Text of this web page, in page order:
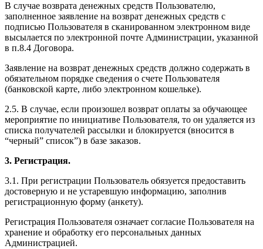
В случае возврата денежных средств Пользователю,
заполненное заявление на возврат денежных средств с
подписью Пользователя в сканированном электронном виде
высылается по электронной почте Администрации, указанной
в п.8.4 Договора.
Заявление на возврат денежных средств должно содержать в
обязательном порядке сведения о счете Пользователя
(банковской карте, либо электронном кошельке).
2.5. В случае, если произошел возврат оплаты за обучающее
мероприятие по инициативе Пользователя, то он удаляется из
списка получателей рассылки и блокируется (вносится в
“черный” список”) в базе заказов.
3. Регистрация.
3.1. При регистрации Пользователь обязуется предоставить
достоверную и не устаревшую информацию, заполнив
регистрационную форму (анкету).
Регистрация Пользователя означает согласие Пользователя на
хранение и обработку его персональных данных
Администрацией.